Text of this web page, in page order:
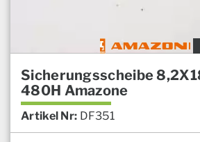
Sicherungsscheibe
480H Amazone
Artikel Nr: DF351